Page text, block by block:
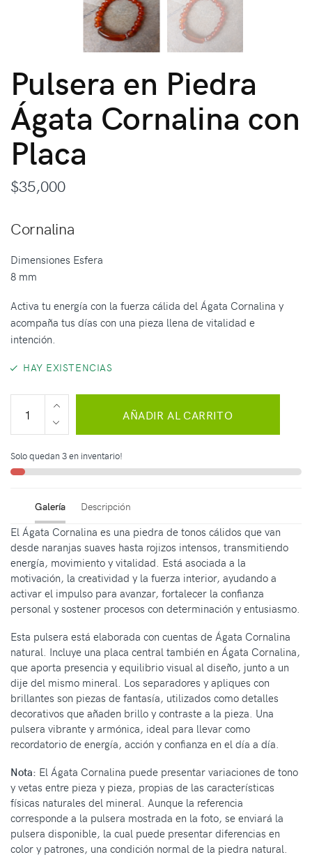
Pulsera en Piedra
Ágata Cornalina con
Placa
$35,000
Cornalina
Dimensiones Esfera
8 mm
Activa tu energía con la fuerza cálida del Ágata Cornalina y
acompaña tus días con una pieza llena de vitalidad e
intención.
HAY EXISTENCIAS
AÑADIR AL CARRITO
Solo quedan 3 en inventario!
Galería Descripción
El Ágata Cornalina es una piedra de tonos cálidos que van
desde naranjas suaves hasta rojizos intensos, transmitiendo
energía, movimiento y vitalidad. Está asociada a la
motivación, la creatividad y la fuerza interior, ayudando a
activar el impulso para avanzar, fortalecer la confianza
personal y sostener procesos con determinación y entusiasmo.
Esta pulsera está elaborada con cuentas de Ágata Cornalina
natural. Incluye una placa central también en Ágata Cornalina,
que aporta presencia y equilibrio visual al diseño, junto a un
dije del mismo mineral. Los separadores y apliques con
brillantes son piezas de fantasía, utilizados como detalles
decorativos que añaden brillo y contraste a la pieza. Una
pulsera vibrante y armónica, ideal para llevar como
recordatorio de energía, acción y confianza en el día a día.
Nota: El Ágata Cornalina puede presentar variaciones de tono
y vetas entre pieza y pieza, propias de las características
físicas naturales del mineral. Aunque la referencia
corresponde a la pulsera mostrada en la foto, se enviará la
pulsera disponible, la cual puede presentar diferencias en
color y patrones, una condición normal de la piedra natural.